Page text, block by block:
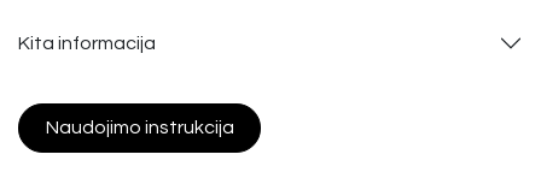
Kita informacija
Naudojimo instrukcija